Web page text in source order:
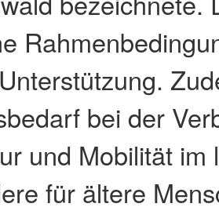
bei der
und Mobilität im
für ältere